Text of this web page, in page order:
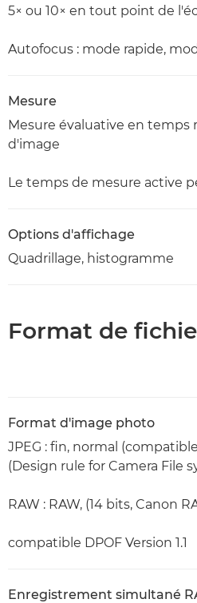
5× ou 10× en tout point de
Autofocus : mode rapide,
Mesure
Mesure évaluative en temps
d'image
Le temps de mesure active
Options d'affichage
Quadrillage, histogramme
Format de
Format d'image photo
JPEG : fin, normal
(Design rule for Camera File
RAW : RAW, (14 bits, Canon
compatible DPOF Version 1.1
Enregistrement simultané